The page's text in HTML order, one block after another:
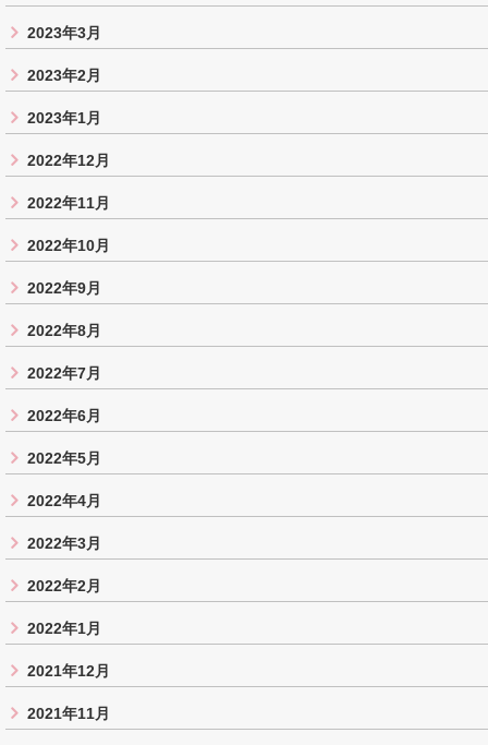
2023年3月
2023年2月
2023年1月
2022年12月
2022年11月
2022年10月
2022年9月
2022年8月
2022年7月
2022年6月
2022年5月
2022年4月
2022年3月
2022年2月
2022年1月
2021年12月
2021年11月